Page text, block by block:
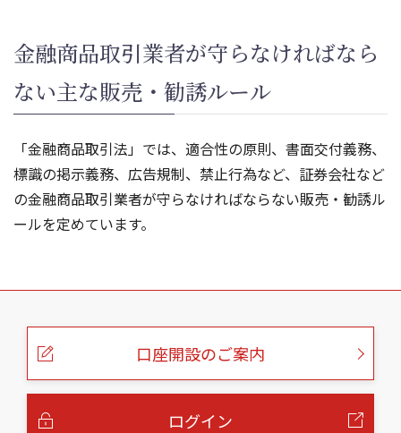
金融商品取引業者が守らなければなら
ない主な販売・勧誘ルール
「金融商品取引法」では、適合性の原則、書面交付義務、
標識の掲示義務、広告規制、禁止行為など、証券会社など
の金融商品取引業者が守らなければならない販売・勧誘ル
ールを定めています。
こ
口座開設のご案内
ログイン